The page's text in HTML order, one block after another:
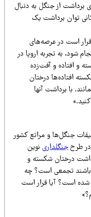
از جنگل به دنبال
برداشت یک
در عرصه‌های
به تجربه اروپا در
و آفت‌زده
درختان
برداشت آنها
و مراتع کشور
جنگلدارینوین
شکسته و
تجمعی است؟ چه
آیا قرار است